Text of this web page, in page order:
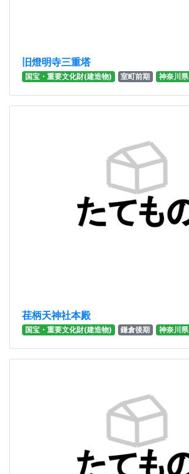
旧燈明寺三重塔
国宝・重要文化財(建造物) 室町前期 神奈川県
荏柄天神社本殿
国宝・重要文化財(建造物) 鎌倉後期 神奈川県